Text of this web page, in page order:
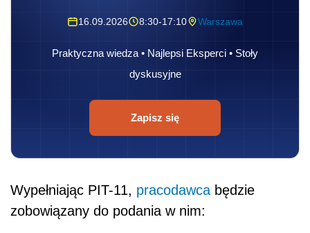
16.09.2026 8:30-17:10 Warszawa
Praktyczna wiedza • Najlepsi Eksperci • Stoły
dyskusyjne
Zapisz się
Wypełniając PIT-11, pracodawca będzie
zobowiązany do podania w nim: